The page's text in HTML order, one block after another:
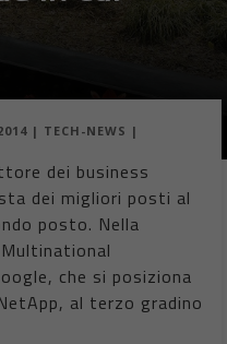
| TECH-NEWS |
dei business
dei migliori posti al
posto. Nella
che si posiziona
al terzo gradino